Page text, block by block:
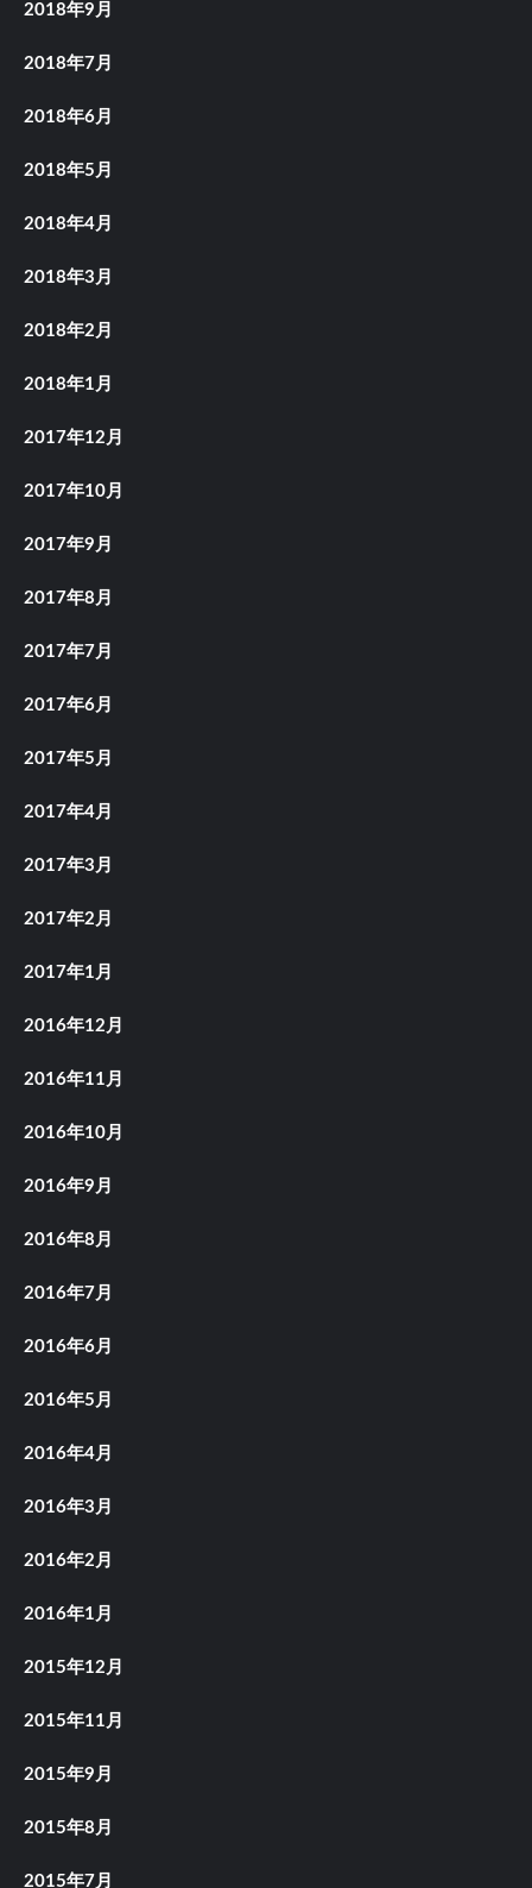
2018年9月
2018年7月
2018年6月
2018年5月
2018年4月
2018年3月
2018年2月
2018年1月
2017年12月
2017年10月
2017年9月
2017年8月
2017年7月
2017年6月
2017年5月
2017年4月
2017年3月
2017年2月
2017年1月
2016年12月
2016年11月
2016年10月
2016年9月
2016年8月
2016年7月
2016年6月
2016年5月
2016年4月
2016年3月
2016年2月
2016年1月
2015年12月
2015年11月
2015年9月
2015年8月
2015年7月